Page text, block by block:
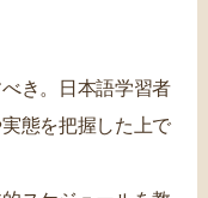
き。日本語学習者
態を把握した上で